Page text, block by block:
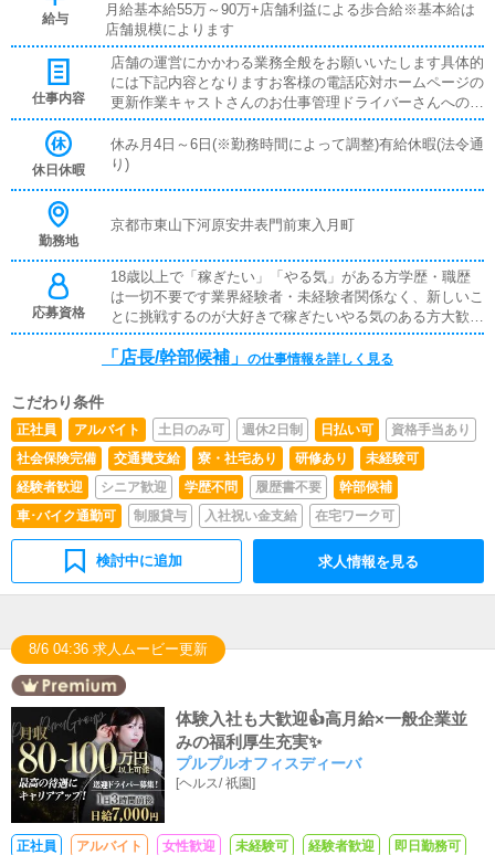
給与
月給基本給55万～90万+店舗利益による歩合給※基本給は
店舗規模によります
仕事内容
店舗の運営にかかわる業務全般をお願いいたします具体的
には下記内容となりますお客様の電話応対ホームページの
更新作業キャストさんのお仕事管理ドライバーさんへの業
務連絡スタッフ教育面接対応
休日休暇
休み月4日～6日(※勤務時間によって調整)有給休暇(法令通
り)
勤務地
京都市東山下河原安井表門前東入月町
応募資格
18歳以上で「稼ぎたい」「やる気」がある方学歴・職歴
は一切不要です業界経験者・未経験者関係なく、新しいこ
とに挑戦するのが大好きで稼ぎたいやる気のある方大歓迎
です先輩スタッフが丁寧にレクチャーしますので、やる気
さえあればすぐに昇格可能です※従業員雇用契約、業務委
「店長/幹部候補」 の仕事情報を詳しく見る
こだわり条件
正社員 アルバイト 土日のみ可 週休2日制 日払い可
資格手当あり
社会保険完備
交通費支給 寮・社宅あり 研修あり
未経験可
経験者歓迎
シニア歓迎 学歴不問 履歴書不要
幹部候補
車･バイク通勤可
制服貸与 入社祝い金支給 在宅ワーク可
検討中に追加 求人情報を見る
8/6 04:36 求人ムービー更新
体験入社も大歓迎👍高月給×一般企業並
みの福利厚生充実✨
プルプルオフィスディーバ
[ヘルス/祇園]
正社員 アルバイト 女性歓迎 未経験可 経験者歓迎 即日勤務可